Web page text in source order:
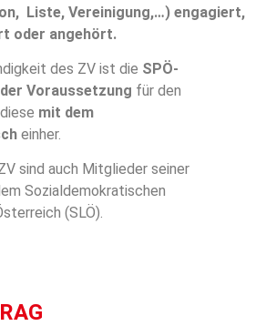
Liste, Vereinigung,…) engagiert,
oder angehört.
des ZV ist die SPÖ-
Voraussetzung für den
mit dem
einher.
sind auch Mitglieder seiner
Sozialdemokratischen
(SLÖ).